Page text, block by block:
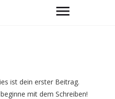
ist dein erster Beitrag.
mit dem Schreiben!